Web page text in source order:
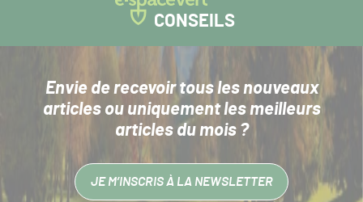
CONSEILS
Envie de recevoir tous les nouveaux
articlesou uniquement les meilleurs
articles du mois ?
JE M’INSCRIS À LA NEWSLETTER